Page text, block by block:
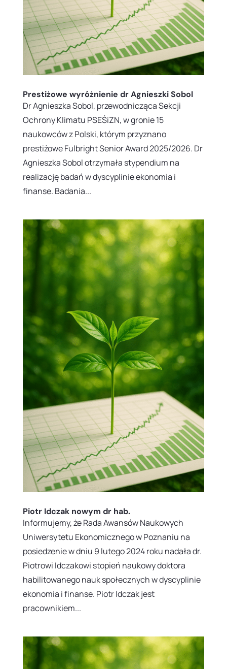
Prestiżowe wyróżnienie dr Agnieszki Sobol
Dr Agnieszka Sobol, przewodnicząca Sekcji
Ochrony Klimatu PSEŚiZN, w gronie 15
naukowców z Polski, którym przyznano
prestiżowe Fulbright Senior Award 2025/2026. Dr
Agnieszka Sobol otrzymała stypendium na
realizację badań w dyscyplinie ekonomia i
finanse. Badania...
Piotr Idczak nowym dr hab.
Informujemy, że Rada Awansów Naukowych
Uniwersytetu Ekonomicznego w Poznaniu na
posiedzenie w dniu 9 lutego 2024 roku nadała dr.
Piotrowi Idczakowi stopień naukowy doktora
habilitowanego nauk społecznych w dyscyplinie
ekonomia i finanse. Piotr Idczak jest
pracownikiem...